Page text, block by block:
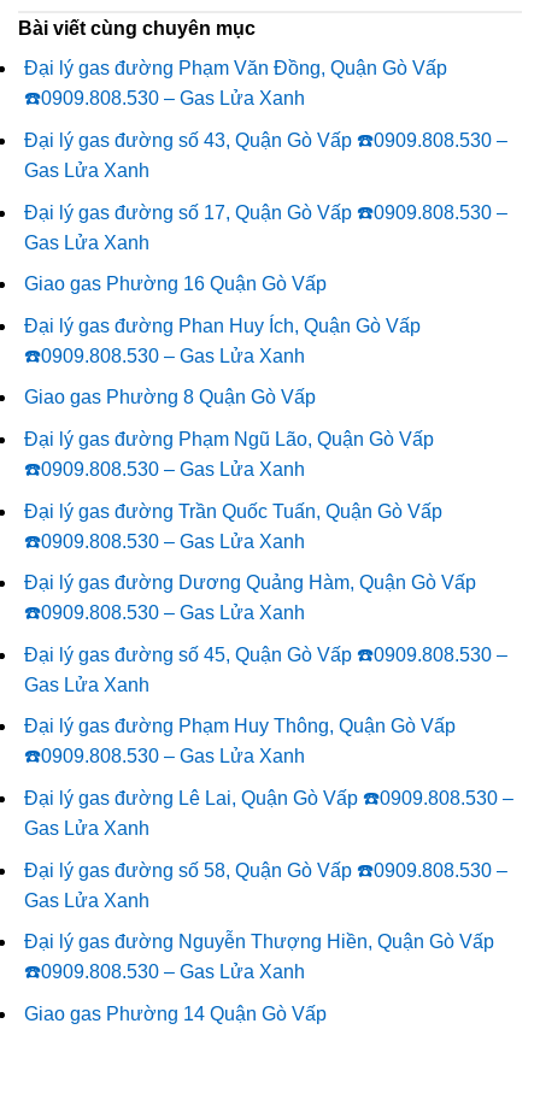
Bài viết cùng chuyên mục
Đại lý gas đường Phạm Văn Đồng, Quận Gò Vấp
☎️0909.808.530 – Gas Lửa Xanh
Đại lý gas đường số 43, Quận Gò Vấp ☎️0909.808.530 –
Gas Lửa Xanh
Đại lý gas đường số 17, Quận Gò Vấp ☎️0909.808.530 –
Gas Lửa Xanh
Giao gas Phường 16 Quận Gò Vấp
Đại lý gas đường Phan Huy Ích, Quận Gò Vấp
☎️0909.808.530 – Gas Lửa Xanh
Giao gas Phường 8 Quận Gò Vấp
Đại lý gas đường Phạm Ngũ Lão, Quận Gò Vấp
☎️0909.808.530 – Gas Lửa Xanh
Đại lý gas đường Trần Quốc Tuấn, Quận Gò Vấp
☎️0909.808.530 – Gas Lửa Xanh
Đại lý gas đường Dương Quảng Hàm, Quận Gò Vấp
☎️0909.808.530 – Gas Lửa Xanh
Đại lý gas đường số 45, Quận Gò Vấp ☎️0909.808.530 –
Gas Lửa Xanh
Đại lý gas đường Phạm Huy Thông, Quận Gò Vấp
☎️0909.808.530 – Gas Lửa Xanh
Đại lý gas đường Lê Lai, Quận Gò Vấp ☎️0909.808.530 –
Gas Lửa Xanh
Đại lý gas đường số 58, Quận Gò Vấp ☎️0909.808.530 –
Gas Lửa Xanh
Đại lý gas đường Nguyễn Thượng Hiền, Quận Gò Vấp
☎️0909.808.530 – Gas Lửa Xanh
Giao gas Phường 14 Quận Gò Vấp